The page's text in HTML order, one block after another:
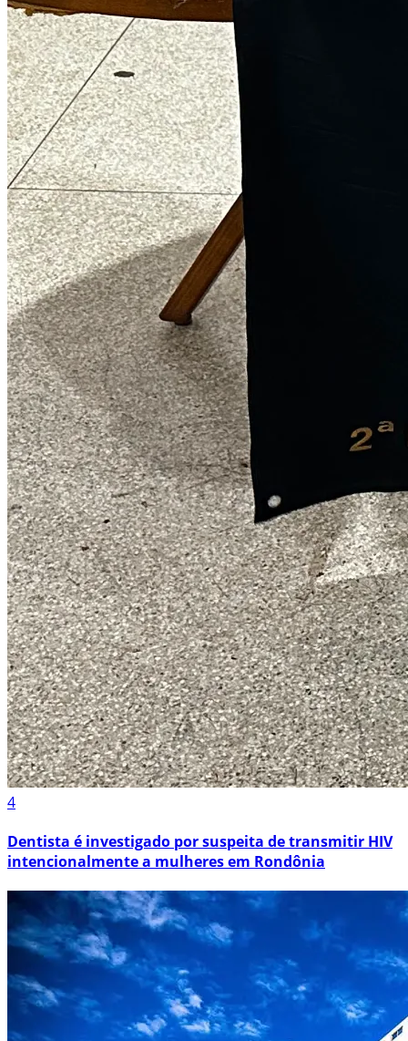
4
Dentista é investigado por suspeita de transmitir HIV
intencionalmente a mulheres em Rondônia